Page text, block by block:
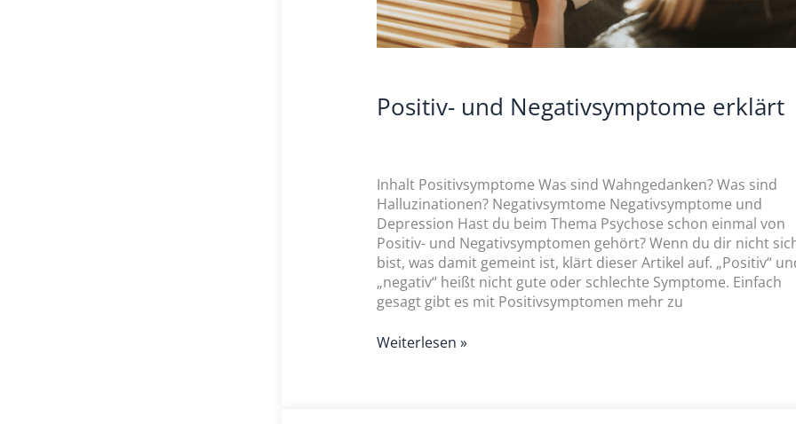
Positiv- und Negativsymptome erklärt
Inhalt Positivsymptome Was sind Wahngedanken? Was sind
Halluzinationen? Negativsymtome Negativsymptome und
Depression Hast du beim Thema Psychose schon einmal von
Positiv- und Negativsymptomen gehört? Wenn du dir nicht
bist, was damit gemeint ist, klärt dieser Artikel auf. „Positiv“
„negativ“ heißt nicht gute oder schlechte Symptome. Einfach
gesagt gibt es mit Positivsymptomen mehr zu
Weiterlesen »